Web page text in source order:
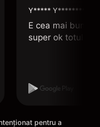
Y***** Y*********
E cea mai bună
super ok totul e
pentru a